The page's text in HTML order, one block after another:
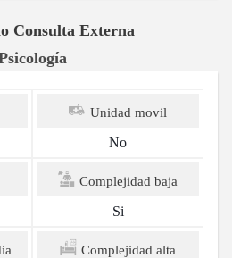
Consulta Externa
Unidad movil
No
Complejidad baja
Si
Complejidad alta